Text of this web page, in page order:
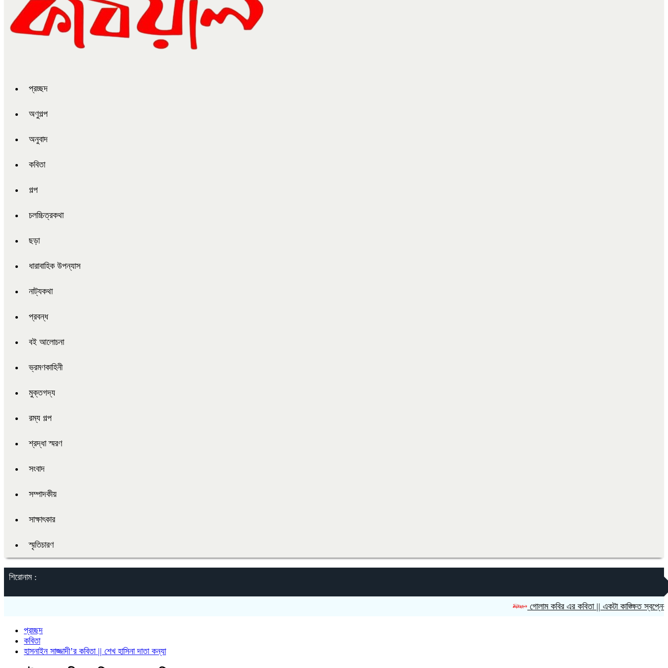
প্রচ্ছদ
অণুগল্প
অনুবাদ
কবিতা
গল্প
চলচ্চিত্রকথা
ছড়া
ধারাবাহিক উপন্যাস
নাট্যকথা
প্রবন্ধ
বই আলোচনা
ভ্রমণকাহিনী
মুক্তগদ্য
রম্য গল্প
শ্রদ্ধা স্মরণ
সংবাদ
সম্পাদকীয়
সাক্ষাৎকার
স্মৃতিচারণ
শিরোনাম :
গোলাম কবির এর কবিতা || একটা কাঙ্ক্ষিত স্বপ্নের গল্প
প্রচ্ছদ
কবিতা
হাসনাইন সাজ্জাদী’র কবিতা || শেখ হাসিনা দাতা কন্যা